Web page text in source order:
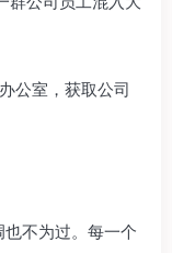
公室，获取公司
不为过。每一个